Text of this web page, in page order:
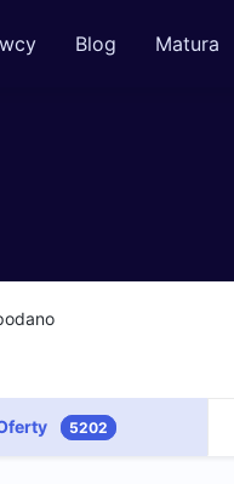
Blog Matura
5202